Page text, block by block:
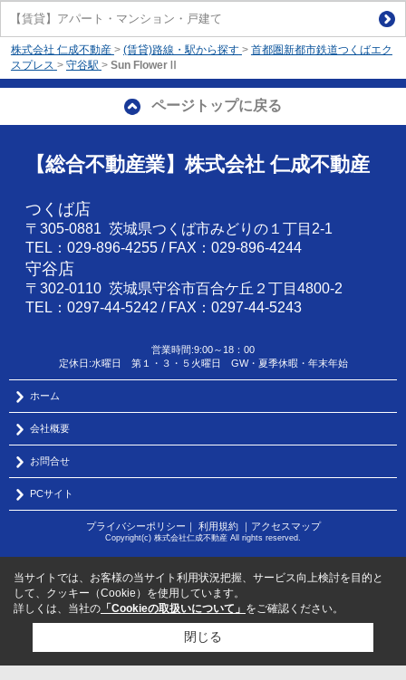
【賃貸】アパート・マンション・戸建て
株式会社 仁成不動産 > (賃貸)路線・駅から探す > 首都圏新都市鉄道つくばエク
スプレス > 守谷駅 > Sun FlowerⅡ
ページトップに戻る
【総合不動産業】株式会社 仁成不動産
つくば店
〒305-0881 茨城県つくば市みどりの１丁目2-1
TEL：029-896-4255 / FAX：029-896-4244
守谷店
〒302-0110 茨城県守谷市百合ケ丘２丁目4800-2
TEL：0297-44-5242 / FAX：0297-44-5243
営業時間:9:00～18：00
定休日:水曜日 第１・３・５火曜日 GW・夏季休暇・年末年始
ホーム
会社概要
お問合せ
PCサイト
プライバシーポリシー ｜ 利用規約｜ アクセスマップ
Copyright(c) 株式会社仁成不動産 All rights reserved.
当サイトでは、お客様の当サイト利用状況把握、サービス向上検討を目的と
して、クッキー（Cookie）を使用しています。
詳しくは、当社の 「Cookieの取扱いについて」 をご確認ください。
閉じる